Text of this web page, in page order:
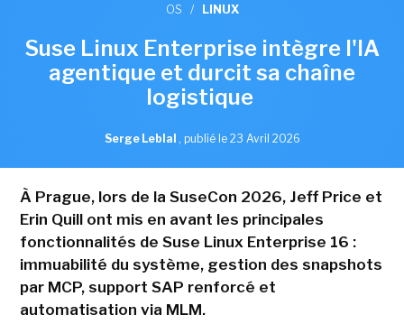
OS / LINUX
Suse Linux Enterprise intègre l'IA
agentique et durcit sa chaîne
logistique
Serge Leblal , publié le 23 Avril 2026
À Prague, lors de la SuseCon 2026, Jeff Price et
Erin Quill ont mis en avant les principales
fonctionnalités de Suse Linux Enterprise 16 :
immuabilité du système, gestion des snapshots
par MCP, support SAP renforcé et
automatisation via MLM.